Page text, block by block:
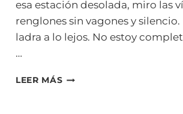
esa estación desolada, miro las
renglones sin vagones y
ladra a lo lejos. No estoy
…
LEER MÁS TRABAJO: